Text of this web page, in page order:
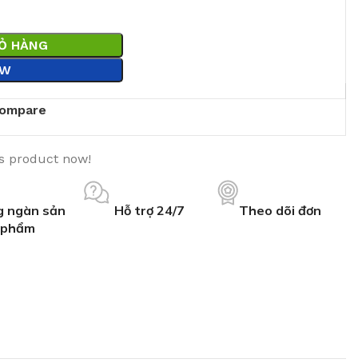
HÀNG
product now!
ngàn sản
phẩm
Hỗ trợ 24/7 Theo dõi đơn